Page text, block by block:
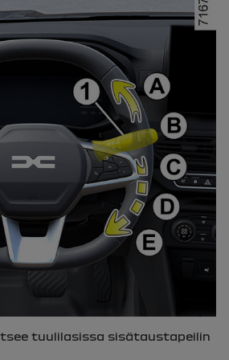
tuulilasissa sisätaustapeilin